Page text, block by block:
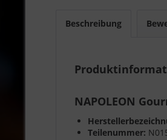
Beschreibung
NAPOLEON
Teilenummer: